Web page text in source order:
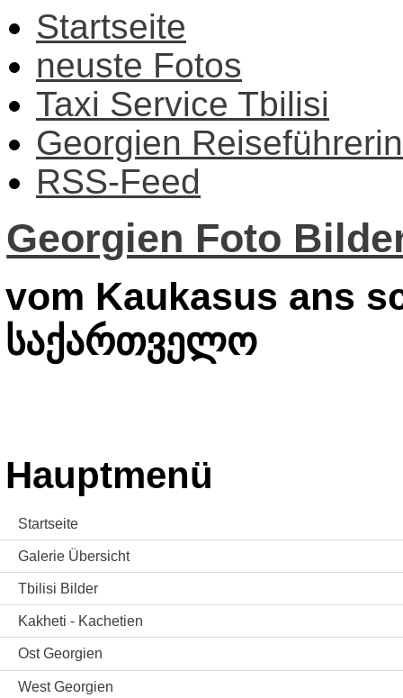
Startseite
neuste Fotos
Taxi Service Tbilisi
Georgien Reiseführerin
RSS-Feed
Georgien Foto
vom Kaukasus ans
საქართველო
Hauptmenü
Startseite
Galerie Übersicht
Tbilisi Bilder
Kakheti - Kachetien
Ost Georgien
West Georgien